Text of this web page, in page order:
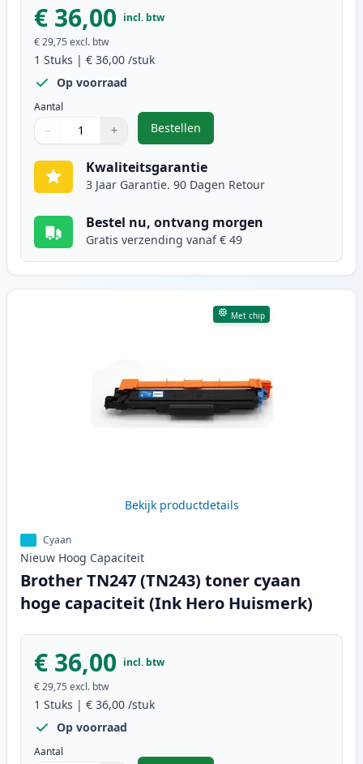
€ 36,00 incl. btw
€ 29,75 excl. btw
1 Stuks | € 36,00 /stuk
Op voorraad
Aantal
Gebruik de knoppen om aan te passen
− +
1
Bestellen
,Brother TN247 (TN243) toner
Kwaliteitsgarantie
3 Jaar Garantie. 90 Dagen Retour
Bestel nu, ontvang morgen
Gratis verzending vanaf € 49
Met chip
Bekijk productdetails
Cyaan
Nieuw Hoog Capaciteit
Brother TN247 (TN243) toner cyaan
hoge capaciteit (Ink Hero Huismerk)
€ 36,00 incl. btw
€ 29,75 excl. btw
1 Stuks | € 36,00 /stuk
Op voorraad
Aantal